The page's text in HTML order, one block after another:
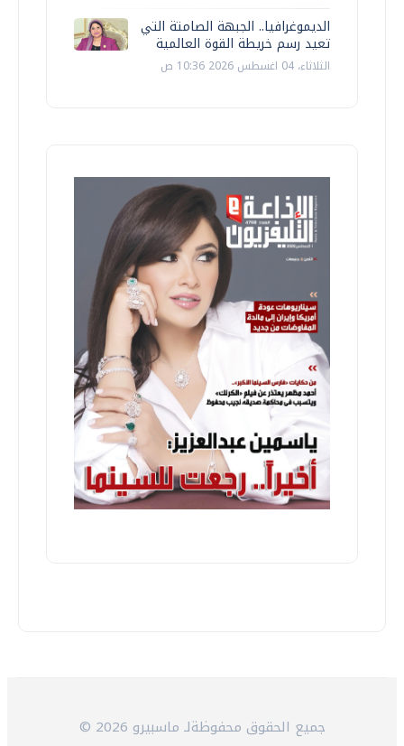
الديموغرافيا.. الجبهة الصامتة التي
تعيد رسم خريطة القوة العالمية
الثلاثاء، 04 اغسطس 2026 10:36 ص
© 2026 جميع الحقوق محفوظةلـ ماسبيرو